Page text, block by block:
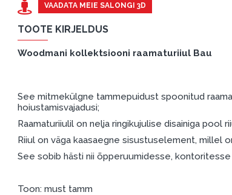
VAADATA MEIE SALONGI 3D
TOOTE KIRJELDUS
Woodmani kollektsiooni raamaturiiul Bau
See mitmekülgne tammepuidust spoonitud
hoiustamisvajadusi;
Raamaturiiulil on nelja ringikujulise disainiga pool
Riiul on väga kaasaegne sisustuselement, millel
See sobib hästi nii õpperuumidesse,
Toon: must tamm